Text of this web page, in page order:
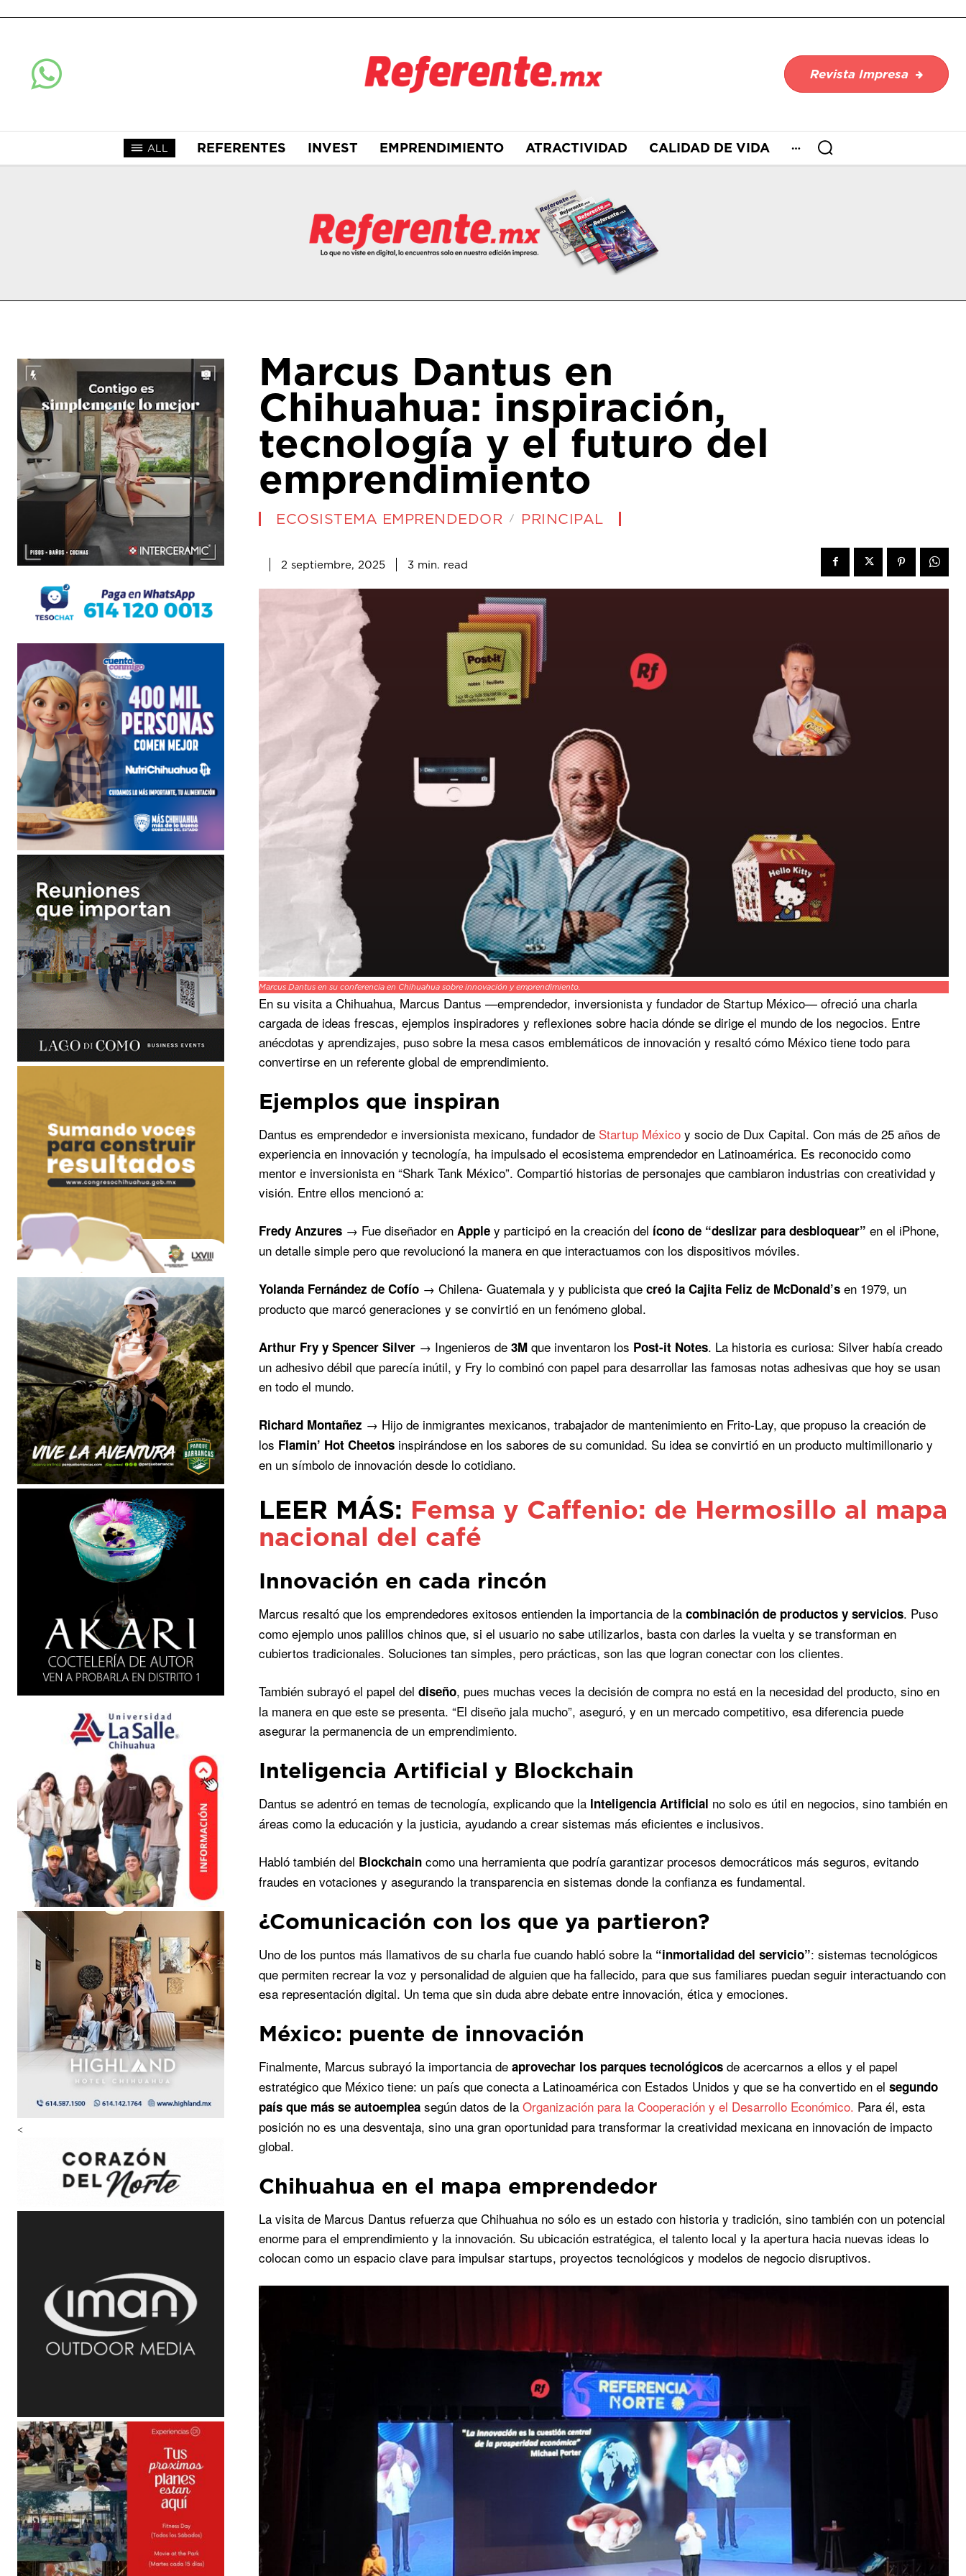
Revista Impresa
ALL REFERENTES INVEST EMPRENDIMIENTO ATRACTIVIDAD CALIDAD DE VIDA
<
Marcus Dantus en
Chihuahua: inspiración,
tecnología y el futuro del
emprendimiento
ECOSISTEMA EMPRENDEDOR PRINCIPAL
2 septiembre, 2025 3 min. read
Marcus Dantus en su conferencia en Chihuahua sobre innovación y emprendimiento.
En su visita a Chihuahua, Marcus Dantus —emprendedor, inversionista y fundador de Startup México— ofreció una charla
cargada de ideas frescas, ejemplos inspiradores y reflexiones sobre hacia dónde se dirige el mundo de los negocios. Entre
anécdotas y aprendizajes, puso sobre la mesa casos emblemáticos de innovación y resaltó cómo México tiene todo para
convertirse en un referente global de emprendimiento.
Ejemplos que inspiran
Dantus es emprendedor e inversionista mexicano, fundador de Startup México y socio de Dux Capital. Con más de 25 años de
experiencia en innovación y tecnología, ha impulsado el ecosistema emprendedor en Latinoamérica. Es reconocido como
mentor e inversionista en “Shark Tank México”. Compartió historias de personajes que cambiaron industrias con creatividad y
visión. Entre ellos mencionó a:
Fredy Anzures → Fue diseñador en Apple y participó en la creación del ícono de “deslizar para desbloquear” en el iPhone,
un detalle simple pero que revolucionó la manera en que interactuamos con los dispositivos móviles.
Yolanda Fernández de Cofío → Chilena- Guatemala y y publicista que creó la Cajita Feliz de McDonald’s en 1979, un
producto que marcó generaciones y se convirtió en un fenómeno global.
Arthur Fry y Spencer Silver → Ingenieros de 3M que inventaron los Post-it Notes. La historia es curiosa: Silver había creado
un adhesivo débil que parecía inútil, y Fry lo combinó con papel para desarrollar las famosas notas adhesivas que hoy se usan
en todo el mundo.
Richard Montañez → Hijo de inmigrantes mexicanos, trabajador de mantenimiento en Frito-Lay, que propuso la creación de
los Flamin’ Hot Cheetos inspirándose en los sabores de su comunidad. Su idea se convirtió en un producto multimillonario y
en un símbolo de innovación desde lo cotidiano.
LEER MÁS: Femsa y Caffenio: de Hermosillo al mapa
nacional del café
Innovación en cada rincón
Marcus resaltó que los emprendedores exitosos entienden la importancia de la combinación de productos y servicios. Puso
como ejemplo unos palillos chinos que, si el usuario no sabe utilizarlos, basta con darles la vuelta y se transforman en
cubiertos tradicionales. Soluciones tan simples, pero prácticas, son las que logran conectar con los clientes.
También subrayó el papel del diseño, pues muchas veces la decisión de compra no está en la necesidad del producto, sino en
la manera en que este se presenta. “El diseño jala mucho”, aseguró, y en un mercado competitivo, esa diferencia puede
asegurar la permanencia de un emprendimiento.
Inteligencia Artificial y Blockchain
Dantus se adentró en temas de tecnología, explicando que la Inteligencia Artificial no solo es útil en negocios, sino también en
áreas como la educación y la justicia, ayudando a crear sistemas más eficientes e inclusivos.
Habló también del Blockchain como una herramienta que podría garantizar procesos democráticos más seguros, evitando
fraudes en votaciones y asegurando la transparencia en sistemas donde la confianza es fundamental.
¿Comunicación con los que ya partieron?
Uno de los puntos más llamativos de su charla fue cuando habló sobre la “inmortalidad del servicio”: sistemas tecnológicos
que permiten recrear la voz y personalidad de alguien que ha fallecido, para que sus familiares puedan seguir interactuando con
esa representación digital. Un tema que sin duda abre debate entre innovación, ética y emociones.
México: puente de innovación
Finalmente, Marcus subrayó la importancia de aprovechar los parques tecnológicos de acercarnos a ellos y el papel
estratégico que México tiene: un país que conecta a Latinoamérica con Estados Unidos y que se ha convertido en el segundo
país que más se autoemplea según datos de la Organización para la Cooperación y el Desarrollo Económico. Para él, esta
posición no es una desventaja, sino una gran oportunidad para transformar la creatividad mexicana en innovación de impacto
global.
Chihuahua en el mapa emprendedor
La visita de Marcus Dantus refuerza que Chihuahua no sólo es un estado con historia y tradición, sino también con un potencial
enorme para el emprendimiento y la innovación. Su ubicación estratégica, el talento local y la apertura hacia nuevas ideas lo
colocan como un espacio clave para impulsar startups, proyectos tecnológicos y modelos de negocio disruptivos.